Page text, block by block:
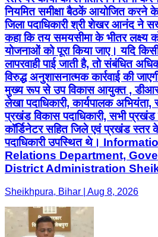
नियमित समीक्षा बैठकें आयोजित करने के
जिला पदाधिकारी श्री शेखर आनंद ने
कहा कि तय समयसीमा के भीतर लक्ष्य
योजनाओं को पूरा किया जाए। यदि
लापरवाही पाई जाती है, तो संबंधित
विरुद्ध अनुशासनात्मक कार्रवाई की
मुख्य रूप से उप विकास आयुक्त ,
लेखा पदाधिकारी, कार्यपालक अभियंता,
प्रखंड विकास पदाधिकारी, सभी प्रखंड
कॉर्डिनेटर सहित जिले एवं प्रखंड
पदाधिकारी उपस्थित थे।
Relations Department,
District Administration
Sheikhpura, Bihar | Aug 8, 2026